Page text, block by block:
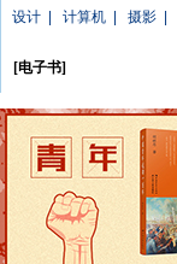
设计
计算机 摄影
[电子书]